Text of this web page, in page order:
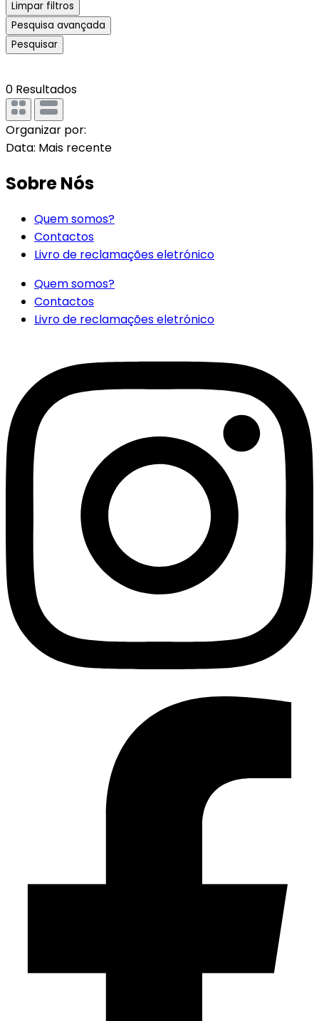
Limpar filtros
Pesquisa avançada
Pesquisar
0 Resultados
Organizar por:
Data: Mais recente
Sobre Nós
Quem somos?
Contactos
Livro de reclamações eletrónico
Quem somos?
Contactos
Livro de reclamações eletrónico